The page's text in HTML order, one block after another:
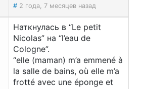
# 2 года, 7 месяцев назад
Наткнулась в “Le petit
Nicolas” на “l’eau de
Cologne”.
“elle (maman) m’a emmené à
la salle de bains, où elle m’a
frotté avec une éponge et